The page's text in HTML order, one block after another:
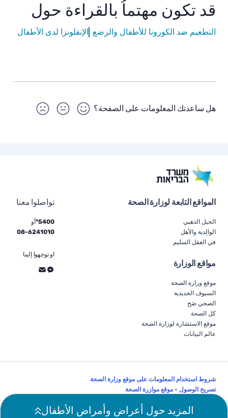
قد تكون مهتماُ بالقراءة حول
التطعيم ضد الكورونا للأطفال والرضع الإنفلونزا لدى الأطفال
هل ساعدتك المعلومات على الصفحة؟
المزيد حول أعراض وأمراض الأطفال
المواقع التابعة لوزارة الصحة
الجيل الذهبي
الوالِدية والأهل
في العقل السليم
مواقع الوزارة
موقع وزارة الصحة
السيوف الحديدية
الصحي صَح
كل الصحة
موقع الاستشارة لوزارة الصحة
عالم البيانات
تواصلوا معنا
5400*
أو
6241010
-
08
او توجهوا إلينا
© كل الحقوق محفوظة لوزارة الصحة 2026
شروط استخدام المعلومات على موقع وزارة الصحة
تصريح الوصول - موقع موازرة الصحة